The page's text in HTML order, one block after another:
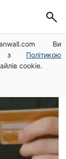
Ви
з Політикою
cookie.